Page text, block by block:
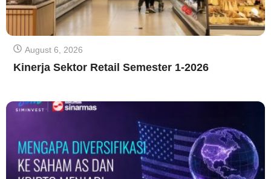
August 6, 2026
Kinerja Sektor Retail Semester 1-2026